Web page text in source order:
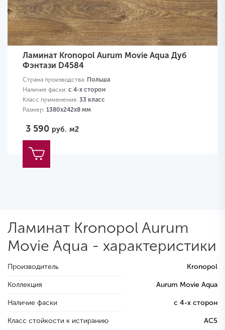
Ламинат Kronopol Aurum Movie Aqua Дуб
Фэнтази D4584
Страна производства: Польша
Наличие фаски: с 4-х сторон
Класс применения: 33 класс
Размер: 1380х242х8 мм
3 590 руб. м2
Ламинат Kronopol Aurum
Movie Aqua - характеристики
Производитель Kronopol
Коллекция Aurum Movie Aqua
Наличие фаски с 4-х сторон
Класс стойкости к истиранию AC5